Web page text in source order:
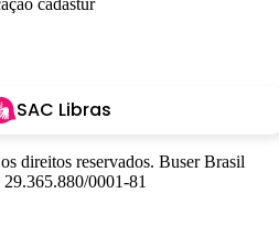
SAC Libras
direitos reservados. Buser Brasil
0001-81